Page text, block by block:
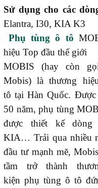
Sử dụng cho các
Elantra, I30, KIA K3
Phụ tùng ô tô
hiệu Top đầu thế giới
MOBIS (hay còn
Mobis) là thương
tô tại Hàn Quốc. Được
50 năm, phụ tùng
được thiết kế dòng
KIA… Trải qua nhiều
đầu tư mạnh mẽ,
tầm trở thành
kiện phụ tùng ô tô